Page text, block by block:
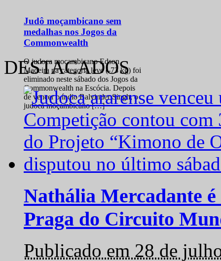
Judô moçambicano sem
medalhas nos Jogos da
Commonwealth
O judoca moçambicano Edson
Madeira na categoria leve (-73 kg) foi
eliminado neste sábado dos Jogos da
Commonwealth na Escócia. Depois
de vencer o índio Balvinder Singh, o
judoca moçambicano […]
DESTACADOS
Nathália Mercadante
Praga do Circuito
Publicado em 28 de